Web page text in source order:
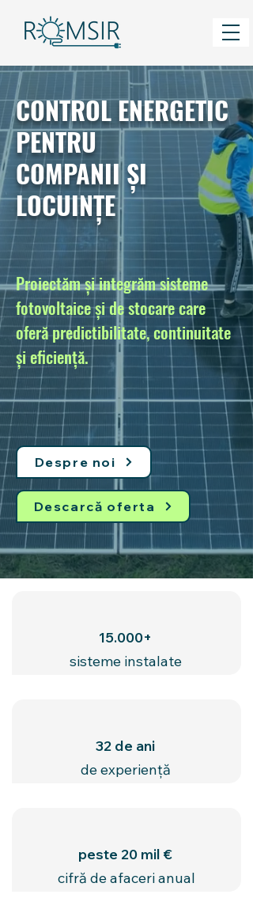
CONTROL ENERGETIC
PENTRU
COMPANII ȘI
LOCUINȚE
Proiectăm și integrăm sisteme
fotovoltaice și de stocare care
oferă predictibilitate, continuitate
și eficiență.
Despre noi
Descarcă oferta
15.000+
sisteme instalate
32 de ani
de experiență
peste 20 mil €
cifră de afaceri anual